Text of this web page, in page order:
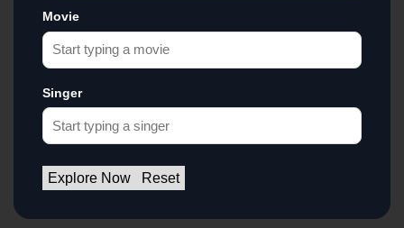
Movie
Singer
Explore Now Reset